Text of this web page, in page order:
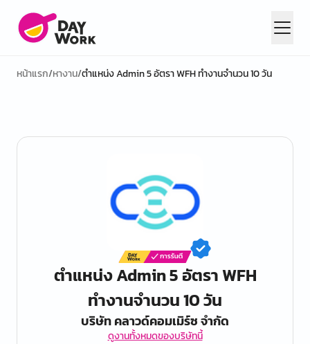
หน้าแรก/หางาน/ตำแหน่ง Admin 5 อัตรา WFH ทำงานจำนวน 10 วัน
ตำแหน่ง Admin 5 อัตรา WFH
ทำงานจำนวน 10 วัน
บริษัท คลาวด์คอมเมิร์ซ จำกัด
ดูงานทั้งหมดของบริษัทนี้